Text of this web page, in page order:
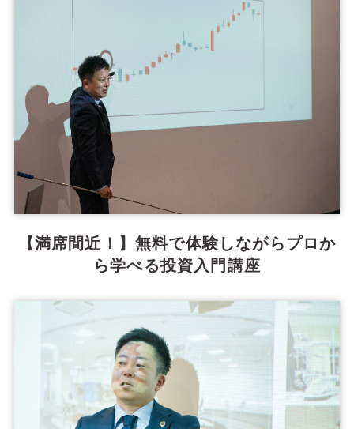
【満席間近！】無料で体験しながらプロか
ら学べる投資入門講座